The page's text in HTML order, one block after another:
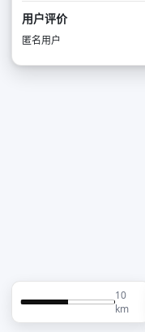
用户评价
匿名用户
10
km